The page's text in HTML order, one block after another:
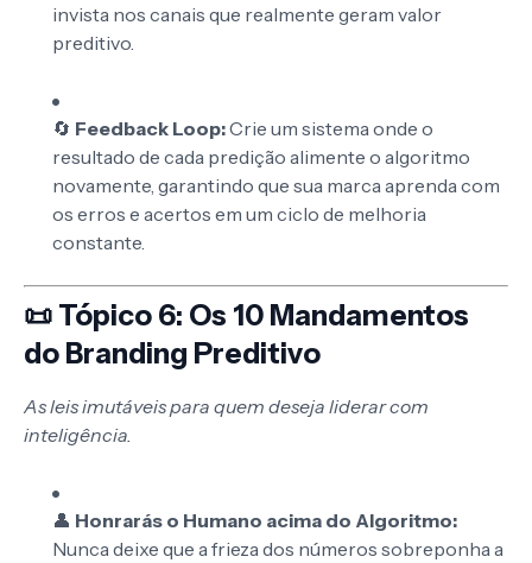
invista nos canais que realmente geram valor
preditivo.
🔄 Feedback Loop:Crie um sistema onde o
resultado de cada predição alimente o algoritmo
novamente, garantindo que sua marca aprenda com
os erros e acertos em um ciclo de melhoria
constante.
📜 Tópico 6: Os 10 Mandamentos
do Branding Preditivo
As leis imutáveis para quem deseja liderar com
inteligência.
👤 Honrarás o Humano acima do Algoritmo:
Nunca deixe que a frieza dos números sobreponha a